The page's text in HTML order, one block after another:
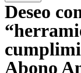
Deseo
Abono